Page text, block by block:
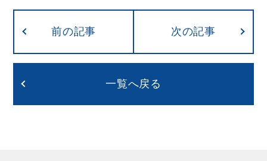
前の記事 次の記事
一覧へ戻る